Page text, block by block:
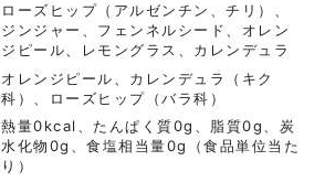
ローズヒップ（アルゼンチン、チリ）、
ジンジャー、フェンネルシード、オレン
ジピール、レモングラス、カレンデュラ
オレンジピール、カレンデュラ（キク
科）、ローズヒップ（バラ科）
熱量0kcal、たんぱく質0g、脂質0g、炭
水化物0g、食塩相当量0g（食品単位当た
り）